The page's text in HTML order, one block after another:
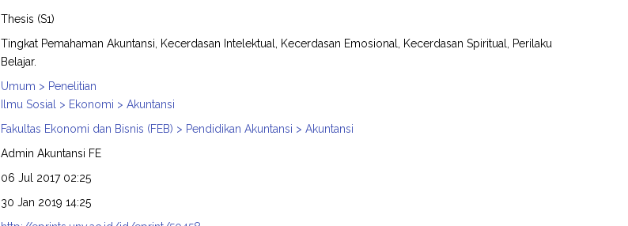
Thesis (S1)
Tingkat Pemahaman Akuntansi, Kecerdasan Intelektual, Kecerdasan Emosional, Kecerdasan Spiritual, Perilaku
Belajar.
Umum > Penelitian
Ilmu Sosial > Ekonomi > Akuntansi
Fakultas Ekonomi dan Bisnis (FEB) > Pendidikan Akuntansi > Akuntansi
Admin Akuntansi FE
06 Jul 2017 02:25
30 Jan 2019 14:25